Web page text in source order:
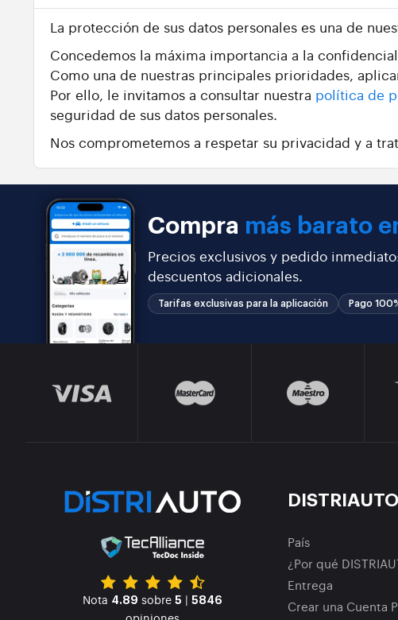
La protección de sus datos personales es una de
Concedemos la máxima importancia a la
Como una de nuestras principales prioridades,
Por ello, le invitamos a consultar nuestra política de
seguridad de sus datos personales.
Nos comprometemos a respetar su privacidad y a
Compra más barato
Precios exclusivos y pedido
descuentos adicionales.
Tarifas exclusivas para la aplicación Pago
Nota 4.89 sobre 5 | 5846
DISTRIAUTO
País
¿Por qué
Entrega
Crear una Cuenta